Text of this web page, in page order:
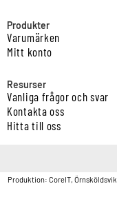
Produkter
Varumärken
Mitt konto
Resurser
Vanliga frågor och svar
Kontakta oss
Hitta till oss
Produktion: CoreIT, Örnsköldsvik